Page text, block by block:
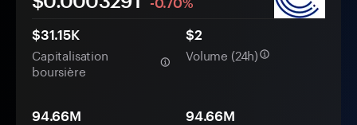
$31.15K
Capitalisation
boursière
$2
Volume (24h)
94.66M 94.66M